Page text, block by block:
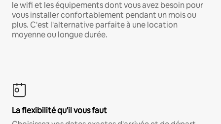
le wifi et les équipements dont vous avez besoin pour
vous installer confortablement pendant un mois ou
plus. C'est l'alternative parfaite à une location
moyenne ou longue durée.
La flexibilité qu'il vous faut